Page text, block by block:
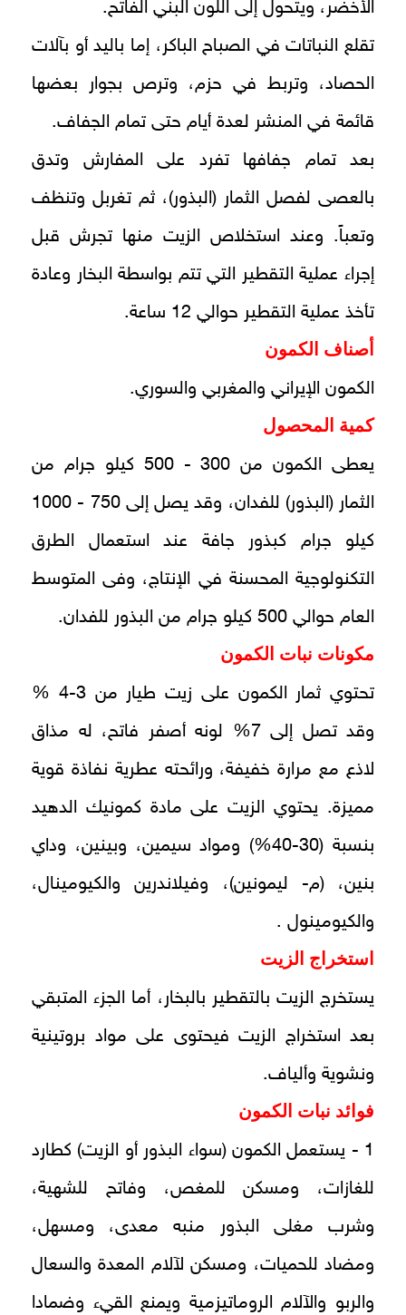
الأخضر، ويتحول إلى اللون البني الفاتح.
تقلع النباتات في الصباح الباكر، إما باليد أو بآلات
الحصاد، وتربط في حزم، وترص بجوار بعضها
قائمة في المنشر لعدة أيام حتى تمام الجفاف.
بعد تمام جفافها تفرد على المفارش وتدق
بالعصى لفصل الثمار (البذور)، ثم تغربل وتنظف
وتعباً. وعند استخلاص الزيت منها تجرش قبل
إجراء عملية التقطير التي تتم بواسطة البخار وعادة
تأخذ عملية التقطير حوالي 12 ساعة.
أصناف الكمون
الكمون الإيراني والمغربي والسوري.
كمية المحصول
يعطى الكمون من 300 - 500 كيلو جرام من
الثمار (البذور) للفدان، وقد يصل إلى 750 - 1000
كيلو جرام كبذور جافة عند استعمال الطرق
التكنولوجية المحسنة في الإنتاج، وفى المتوسط
العام حوالي 500 كيلو جرام من البذور للفدان.
مكونات نبات الكمون
تحتوي ثمار الكمون على زيت طيار من 3-4 %
وقد تصل إلى 7% لونه أصفر فاتح، له مذاق
لاذع مع مرارة خفيفة، ورائحته عطرية نفاذة قوية
مميزة. يحتوي الزيت على مادة كمونيك الدهيد
بنسبة (30-40%) ومواد سيمين، وبينين، وداي
بنين، (م- ليمونين)، وفيلاندرين والكيومينال،
والكيومينول .
استخراج الزيت
يستخرج الزيت بالتقطير بالبخار، أما الجزء المتبقي
بعد استخراج الزيت فيحتوى على مواد بروتينية
ونشوية وألياف.
فوائد نبات الكمون
1 - يستعمل الكمون (سواء البذور أو الزيت) كطارد
للغازات، ومسكن للمغص، وفاتح للشهية،
وشرب مغلى البذور منبه معدى، ومسهل،
ومضاد للحميات، ومسكن لآلام المعدة والسعال
والربو والآلام الروماتيزمية ويمنع القيء وضمادا